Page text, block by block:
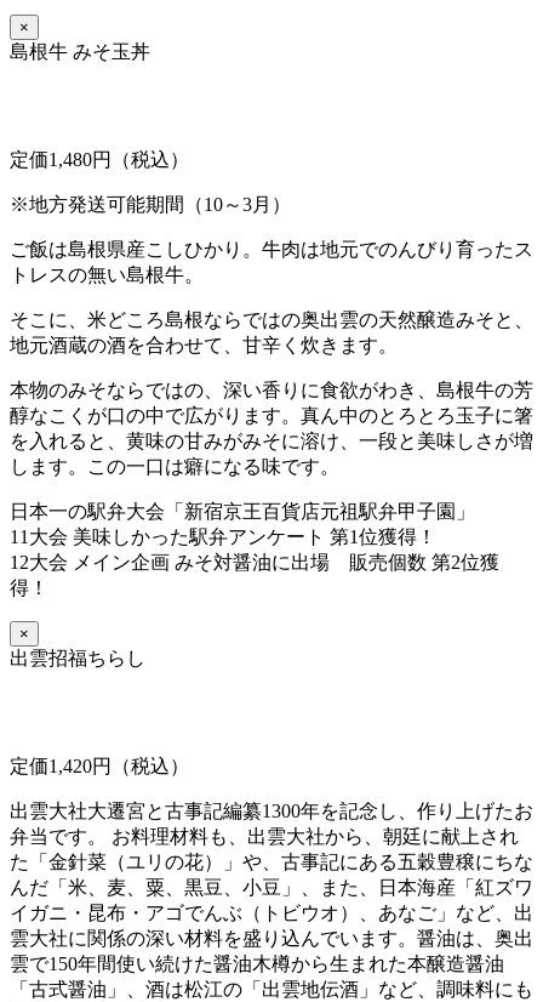
×
島根牛 みそ玉丼
定価1,480円（税込）
※地方発送可能期間（10～3月）
ご飯は島根県産こしひかり。牛肉は地元でのんびり育ったス
トレスの無い島根牛。
そこに、米どころ島根ならではの奥出雲の天然醸造みそと、
地元酒蔵の酒を合わせて、甘辛く炊きます。
本物のみそならではの、深い香りに食欲がわき、島根牛の芳
醇なこくが口の中で広がります。真ん中のとろとろ玉子に箸
を入れると、黄味の甘みがみそに溶け、一段と美味しさが増
します。この一口は癖になる味です。
日本一の駅弁大会「新宿京王百貨店元祖駅弁甲子園」
11大会 美味しかった駅弁アンケート 第1位獲得！
12大会 メイン企画 みそ対醤油に出場 販売個数 第2位獲
得！
×
出雲招福ちらし
定価1,420円（税込）
出雲大社大遷宮と古事記編纂1300年を記念し、作り上げたお
弁当です。 お料理材料も、出雲大社から、朝廷に献上され
た「金針菜（ユリの花）」や、古事記にある五穀豊穣にちな
んだ「米、麦、粟、黒豆、小豆」、また、日本海産「紅ズワ
イガニ・昆布・アゴでんぶ（トビウオ）、あなご」など、出
雲大社に関係の深い材料を盛り込んでいます。醤油は、奥出
雲で150年間使い続けた醤油木樽から生まれた本醸造醤油
「古式醤油」、酒は松江の「出雲地伝酒」など、調味料にも